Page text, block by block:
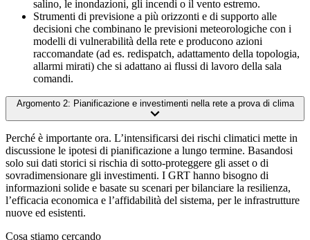
salino, le inondazioni, gli incendi o il vento estremo.
Strumenti di previsione a più orizzonti e di supporto alle
decisioni che combinano le previsioni meteorologiche con i
modelli di vulnerabilità della rete e producono azioni
raccomandate (ad es. redispatch, adattamento della topologia,
allarmi mirati) che si adattano ai flussi di lavoro della sala
comandi.
Argomento 2: Pianificazione e investimenti nella rete a prova di clima
Perché è importante ora. L’intensificarsi dei rischi climatici mette in
discussione le ipotesi di pianificazione a lungo termine. Basandosi
solo sui dati storici si rischia di sotto-proteggere gli asset o di
sovradimensionare gli investimenti. I GRT hanno bisogno di
informazioni solide e basate su scenari per bilanciare la resilienza,
l’efficacia economica e l’affidabilità del sistema, per le infrastrutture
nuove ed esistenti.
Cosa stiamo cercando